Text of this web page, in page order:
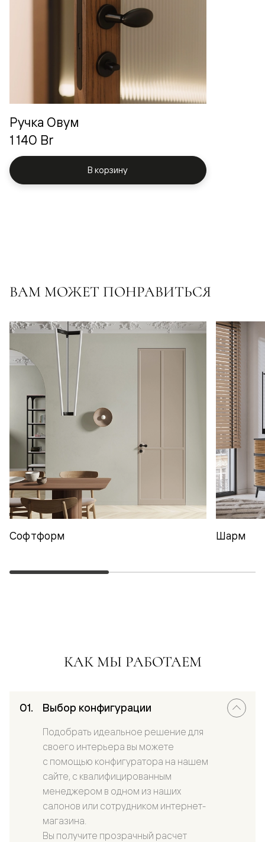
Ручка Овум
1 140 Br
В корзину
ВАМ МОЖЕТ ПОНРАВИТЬСЯ
Софтформ Шарм
КАК МЫ РАБОТАЕМ
Выбор конфигурации
Подобрать идеальное решение для
своего интерьера вы можете
с помощью конфигуратора на нашем
сайте, с квалифицированным
менеджером в одном из наших
салонов или сотрудником интернет-
магазина.
Вы получите прозрачный расчет